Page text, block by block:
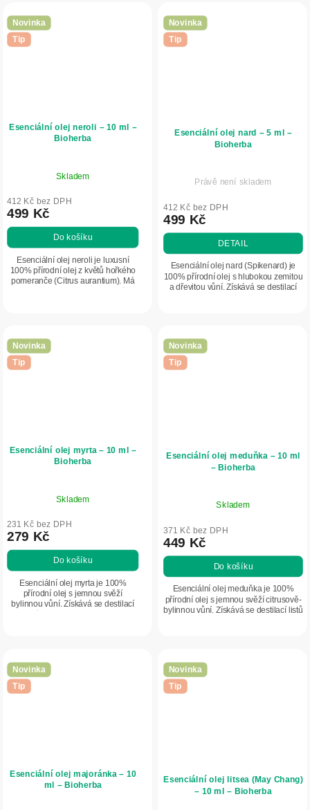
Novinka
Tip
Esenciální olej neroli – 10 ml –
Bioherba
Skladem
412 Kč bez DPH
499 Kč
Do košíku
Esenciální olej neroli je luxusní
100% přírodní olej z květů hořkého
pomeranče (Citrus aurantium). Má
Novinka
Tip
Esenciální olej nard – 5 ml –
Bioherba
Právě není skladem
412 Kč bez DPH
499 Kč
DETAIL
Esenciální olej nard (Spikenard) je
100% přírodní olej s hlubokou zemitou
a dřevitou vůní. Získává se destilací
Novinka
Tip
Esenciální olej myrta – 10 ml –
Bioherba
Skladem
231 Kč bez DPH
279 Kč
Do košíku
Esenciální olej myrta je 100%
přírodní olej s jemnou svěží
bylinnou vůní. Získává se destilací
Novinka
Tip
Esenciální olej meduňka – 10 ml
– Bioherba
Skladem
371 Kč bez DPH
449 Kč
Do košíku
Esenciální olej meduňka je 100%
přírodní olej s jemnou svěží citrusově-
bylinnou vůní. Získává se destilací listů
Novinka
Tip
Esenciální olej majoránka – 10
ml – Bioherba
Novinka
Tip
Esenciální olej litsea (May Chang)
– 10 ml – Bioherba